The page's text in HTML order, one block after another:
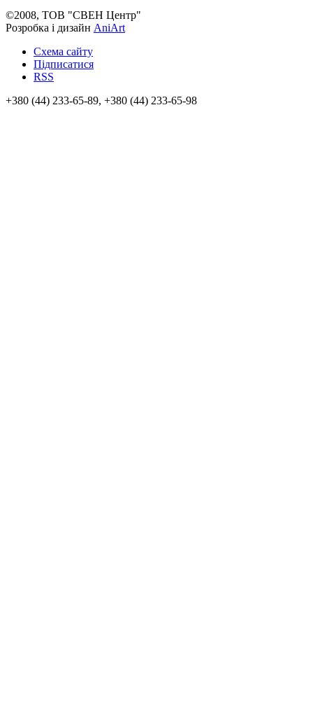
©2008, ТОВ "СВЕН Центр"
Розробка і дизайн AniArt
Схема сайту
Підписатися
RSS
+380 (44) 233-65-89, +380 (44) 233-65-98